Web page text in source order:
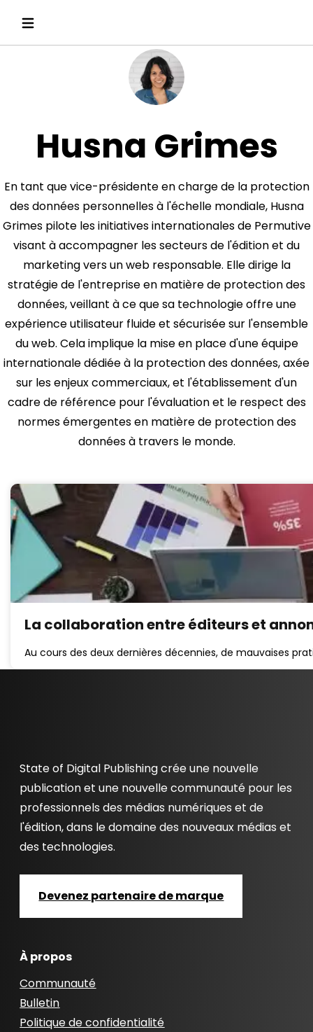
Husna Grimes
En tant que vice-présidente en charge de la protection
des données personnelles à l'échelle mondiale, Husna
Grimes pilote les initiatives internationales de Permutive
visant à accompagner les secteurs de l'édition et du
marketing vers un web responsable. Elle dirige la
stratégie de l'entreprise en matière de protection des
données, veillant à ce que sa technologie offre une
expérience utilisateur fluide et sécurisée sur l'ensemble
du web. Cela implique la mise en place d'une équipe
internationale dédiée à la protection des données, axée
sur les enjeux commerciaux, et l'établissement d'un
cadre de référence pour l'évaluation et le respect des
normes émergentes en matière de protection des
données à travers le monde.
La collaboration entre éditeurs et
Au cours des deux dernières décennies, de mauvaises
State of Digital Publishing crée une nouvelle
publication et une nouvelle communauté pour les
professionnels des médias numériques et de
l'édition, dans le domaine des nouveaux médias et
des technologies.
Devenez partenaire de marque
À propos
Communauté
Bulletin
Politique de confidentialité